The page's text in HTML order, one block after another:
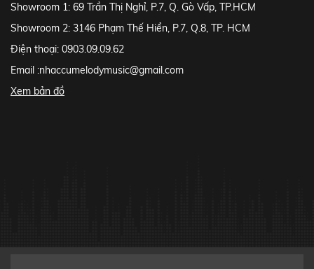
Showroom 1: 69 Trần Thị Nghỉ, P.7, Q. Gò Vấp, TP.HCM
Showroom 2: 3146 Phạm Thế Hiển, P.7, Q.8, TP. HCM
Điện thoại: 0903.09.09.62
Email :nhaccumelodymusic@gmail.com
Xem bản đồ